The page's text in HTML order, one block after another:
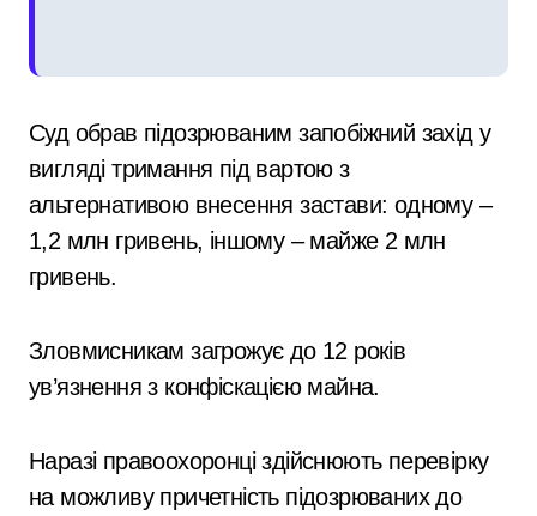
Суд обрав підозрюваним запобіжний захід у
вигляді тримання під вартою з
альтернативою внесення застави: одному –
1,2 млн гривень, іншому – майже 2 млн
гривень.
Зловмисникам загрожує до 12 років
ув’язнення з конфіскацією майна.
Наразі правоохоронці здійснюють перевірку
на можливу причетність підозрюваних до